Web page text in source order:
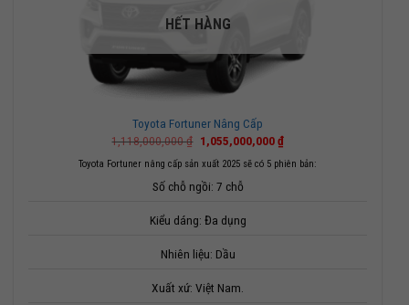
HẾT HÀNG
Toyota Fortuner Nâng Cấp
1,118,000,000₫ Giá
gốc
là:
1,055,000,000₫Giá
hiện
tại
Toyota Fortuner nâng cấp sản xuất 2025 sẽ có 5 phiên bản:
Số chỗ ngồi: 7 chỗ
Kiểu dáng: Đa dụng
Nhiên liệu: Dầu
Xuất xứ: Việt Nam.